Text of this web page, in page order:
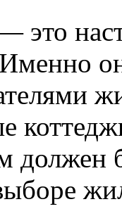
это
должен